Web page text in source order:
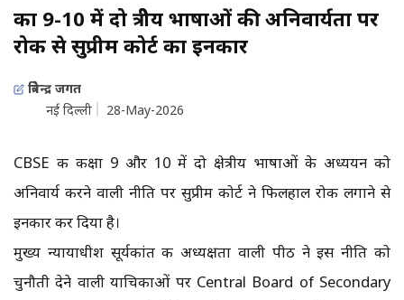
कक्षा 9-10 में दो क्षेत्रीय भाषाओं की अनिवार्यता पर
रोक से सुप्रीम कोर्ट का इनकार
त्रिवेन्द्र जगत
नई दिल्ली
28-May-2026
CBSE की कक्षा 9 और 10 में दो क्षेत्रीय भाषाओं के अध्ययन को
अनिवार्य करने वाली नीति पर सुप्रीम कोर्ट ने फिलहाल रोक लगाने से
इनकार कर दिया है।
मुख्य न्यायाधीश सूर्यकांत की अध्यक्षता वाली पीठ ने इस नीति को
चुनौती देने वाली याचिकाओं पर Central Board of Secondary